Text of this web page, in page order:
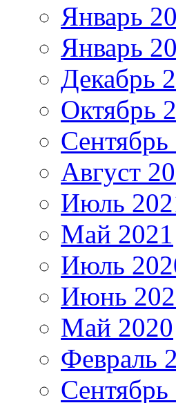
Январь
Январь
Декабрь
Октябрь
Сентябрь
Август
Июль
Май 2021
Июль
Июнь
Май 2020
Февраль
Сентябрь